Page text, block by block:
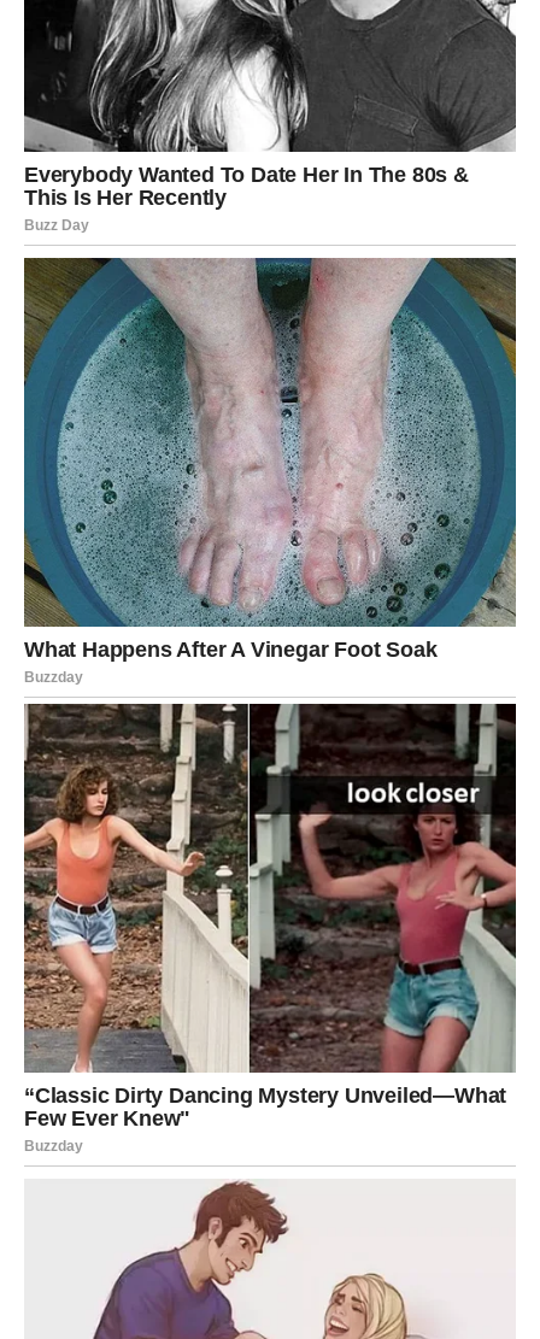
korist. Ljudi koji su vas ranije potcenjivali mogli bi
promeniti mišljenje, dok će oni koji su verovali u vas biti
ponosni na ono što postižete. Važno je da ne dozvolite
sumnjama da vas uspore baš sada kada se situacija
okreće na bolje.
Vaša energija će biti stabilna i snažna. Imaćete više
samopouzdanja nego ranije i jasniju sliku o tome šta
želite od života. Upravo to će vam pomoći da prepoznate
prilike koje dolaze.
Sudbina vam vraća veru u bolje
dane
Najvažnija poruka ovog perioda jeste da nećete biti
razočarani. Mnoge stvari koje su vas brinule počeće da
se rešavaju na način koji vam vraća optimizam. Ljubav će
doneti toplinu i sigurnost, novac olakšanje i stabilnost, a
posao potvrdu da se trud uvek isplati.
Pred vama je vreme u kojem ćete shvatiti da nijedna
prepreka nije bila uzaludna. Sve što ste prošli učinilo vas
je jačim, mudrijim i spremnijim za prilike koje sada
dolaze. Nemojte se iznenaditi ako vas život obraduje
onda kada to najmanje očekujete.
Dragi Bikovi, univerzum vam šalje jasnu poruku da dolaze
bolji dani. Otvorite srce za ljubav, prihvatite prilike koje
vam se daju i verujte svojim sposobnostima. Sudbina vam
priprema iznenađenje u ljubavi, novcu i poslu, a ono što
vas posebno raduje jeste činjenica da ćete na kraju ovog
perioda moći da kažete da je vredelo čekati. Zaista,
nećete biti razočarani.